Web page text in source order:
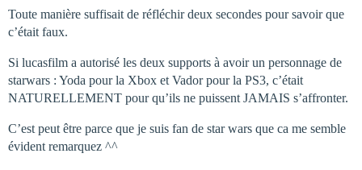
Toute manière suffisait de réfléchir deux secondes pour savoir que
c’était faux.
Si lucasfilm a autorisé les deux supports à avoir un personnage de
starwars : Yoda pour la Xbox et Vador pour la PS3, c’était
NATURELLEMENT pour qu’ils ne puissent JAMAIS s’affronter.
C’est peut être parce que je suis fan de star wars que ca me semble
évident remarquez ^^